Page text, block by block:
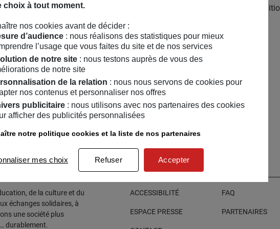
agir contre les préjugés et les discriminations au quotidien
, paru aux
1cul2Chaise
et/ou adoptées
/11/2021 ADULTES
de la culture et du
échanges solidaires, à
une société plus
durablement.
ACCESSIBILITÉ
ESPACE PRESSE
FAQ
PARTENAIRES
choix à tout moment.
nos cookies avant de décider :
d’audience : nous réalisons des statistiques pour mieux
l’usage que vous faites du site et de nos services
de notre site : nous testons auprès de vous des
de notre site
de la relation : nous nous servons de cookies pour
nos contenus et personnaliser nos offres
publicitaire : nous utilisons avec nos partenaires des cookies
afficher des publicités personnalisées
notre politique cookies et la liste de nos partenaires
mes choix Refuser Accepter